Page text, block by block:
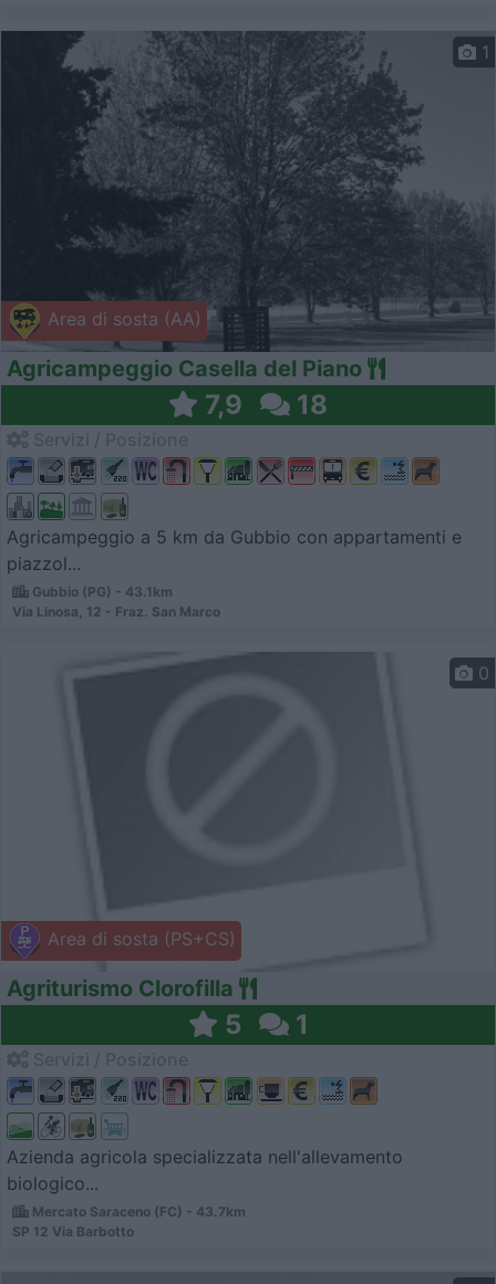
Area di sosta (AA)
1
Agricampeggio Casella del Piano
7,9 18
Agricampeggio a 5 km da Gubbio con appartamenti e
piazzol...
Gubbio (PG) - 43.1km
Via Linosa, 12 - Fraz. San Marco
Area di sosta (PS+CS)
0
Agriturismo Clorofilla
5 1
Azienda agricola specializzata nell'allevamento
biologico...
Mercato Saraceno (FC) - 43.7km
SP 12 Via Barbotto